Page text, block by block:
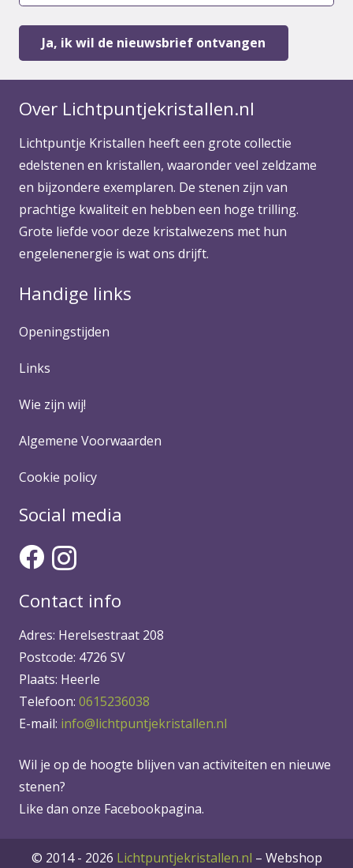
Over Lichtpuntjekristallen.nl
Lichtpuntje Kristallen heeft een grote collectie
edelstenen en kristallen, waaronder veel zeldzame
en bijzondere exemplaren. De stenen zijn van
prachtige kwaliteit en hebben een hoge trilling.
Grote liefde voor deze kristalwezens met hun
engelenenergie is wat ons drijft.
Handige links
Openingstijden
Links
Wie zijn wij!
Algemene Voorwaarden
Cookie policy
Social media
Contact info
Adres: Herelsestraat 208
Postcode: 4726 SV
Plaats: Heerle
Telefoon: 0615236038
E-mail: info@lichtpuntjekristallen.nl
Wil je op de hoogte blijven van activiteiten en nieuwe
stenen?
Like dan onze Facebookpagina.
© 2014 - 2026 Lichtpuntjekristallen.nl – Webshop